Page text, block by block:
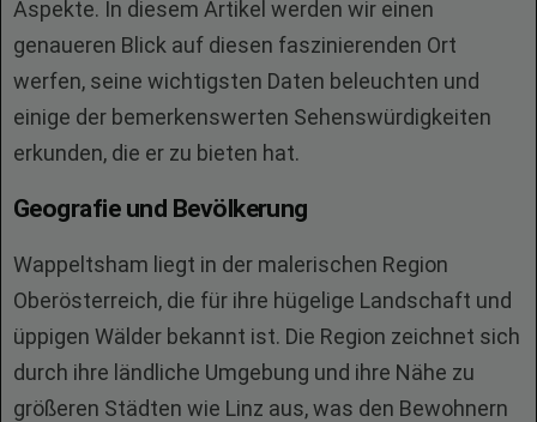
Aspekte. In diesem Artikel werden wir einen
genaueren Blick auf diesen faszinierenden Ort
werfen, seine wichtigsten Daten beleuchten und
einige der bemerkenswerten Sehenswürdigkeiten
erkunden, die er zu bieten hat.
Geografie und Bevölkerung
Wappeltsham liegt in der malerischen Region
Oberösterreich, die für ihre hügelige Landschaft und
üppigen Wälder bekannt ist. Die Region zeichnet sich
durch ihre ländliche Umgebung und ihre Nähe zu
größeren Städten wie Linz aus, was den Bewohnern